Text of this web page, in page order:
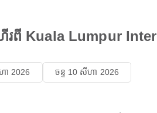
ើរពី Kuala Lumpur
ា 2026 ចន្ទ 10 សីហា 2026